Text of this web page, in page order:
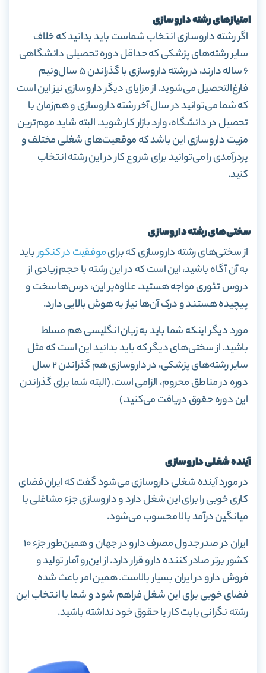
امتیازهای رشته داروسازی
اگر رشته داروسازی انتخاب شماست باید بدانید که خلاف
سایر رشته‌های پزشکی که حداقل دوره تحصیلی دانشگاهی
۶ ساله دارند، در رشته داروسازی با گذراندن ۵ سال‌ونیم
فارغ‌التحصیل می‌شوید. از مزایای دیگر داروسازی نیز این است
که شما می‌توانید در سال آخر رشته داروسازی و هم‌زمان با
تحصیل در دانشگاه، وارد بازار کار شوید. البته شاید مهم‌ترین
مزیت داروسازی این باشد که موقعیت‌های شغلی مختلف و
پردرآمدی را می‌توانیدبرای شروع کار در این رشته انتخاب
کنید.
سختی‌های رشته داروسازی
از سختی‌های رشته داروسازی که برایموفقیت در کنکورباید
به آن آگاه باشید، این است که در این رشته با حجم زیادی از
دروس تئوری مواجه هستید. علاوه‌بر این، درس‌ها سخت و
پیچیده هستند و درک آن‌ها نیاز به هوش بالایی دارد.
مورد دیگر اینکه شما باید به زبان انگلیسی هم مسلط
باشید. از سختی‌های دیگر که باید بدانید این است که مثل
سایر رشته‌های پزشکی، در داروسازی هم گذراندن ۲ سال
دوره در مناطق محروم، الزامی است. (البته شما برای گذراندن
این دوره حقوق دریافت می‌کنید.)
آینده شغلی داروسازی
در مورد آینده شغلی داروسازی می‌شود گفت که ایران فضای
کاری خوبی را برای این شغل دارد و داروسازی جزء مشاغلی با
میانگین درآمد بالا محسوب می‌شود.
ایران در صدر جدول مصرف دارو در جهان و همین‌طور جزء ۱۰
کشور برتر صادر کننده دارو قرار دارد. از این‌رو آمار تولید و
فروش دارو در ایران بسیار بالاست. همین امر باعث شده
فضای خوبی برای این شغل فراهم ‌شود و شما با انتخاب این
رشته نگرانی بابت کار یا حقوق خود نداشته باشید.